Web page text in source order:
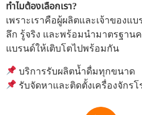
ทำไมต้องเลือกเรา?
เพราะเราคือผู้ผลิตและเจ้าของแ
ลึก รู้จริง และพร้อมนำมาตรฐาน
แบรนด์ให้เติบโตไปพร้อมกัน
บริการรับผลิตน้ำดื่มทุกขนาด
รับจัดหาและติดตั้งเครื่องจักรโ